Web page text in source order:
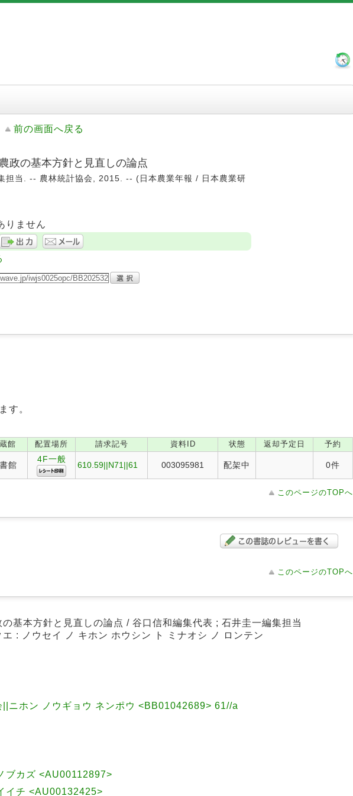
前の画面へ戻る
政の基本方針と見直しの論点
担当. -- 農林統計協会, 2015. -- (日本農業年報 / 日本農業研
りません
す。
館 配置場所 請求記号 資料ID 状態 返却予定日 予約
館
4F一般
610.59||N71||61 003095981 配架中 0件
このページのTOPへ
このページのTOPへ
基本方針と見直しの論点 / 谷口信和編集代表 ; 石井圭一編集担当
: ノウセイ ノ キホン ホウシン ト ミナオシ ノ ロンテン
||ニホン ノウギョウ ネンポウ <BB01042689> 61//a
ブカズ <AU00112897>
イチ <AU00132425>